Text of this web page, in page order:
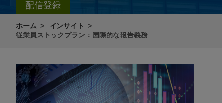
配信登録
ホーム
インサイト
従業員ストックプラン：国際的な報告義務